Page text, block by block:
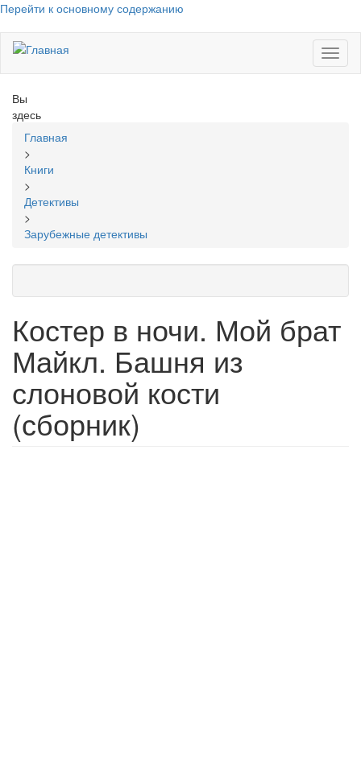
Перейти к основному содержанию
Вы
здесь
Главная
>
Книги
>
Детективы
>
Зарубежные детективы
Костер в ночи. Мой брат
Майкл. Башня из
слоновой кости
(сборник)